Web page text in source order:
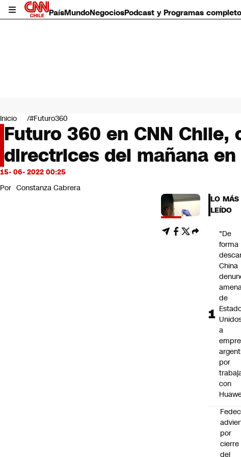
PaísMundoNegociosPodcast y Programas
Mundo
Negocios
Deportes
Programas completos
Cultura
Servicios
Bits
CNN Data
Inicio #Futuro360
Futuro 360 en CNN
directrices del mañana en
15- 06- 2022 00:25
Por Constanza Cabrera
LO MÁS
LEÍDO
"De
forma
China
de
a
por
con
por
cierre
del